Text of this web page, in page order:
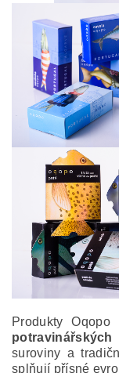
Produkty
suroviny a
splňují přísné